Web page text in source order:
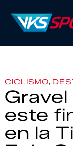
CICLISMO,
este
en la